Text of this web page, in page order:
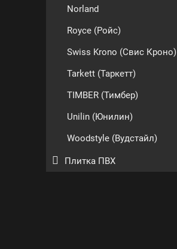
Norland
Royce (Ройс)
Swiss Krono (Свис Кроно)
Tarkett (Таркетт)
TIMBER (Тимбер)
Unilin (Юнилин)
Woodstyle (Вудстайл)
Плитка ПВХ